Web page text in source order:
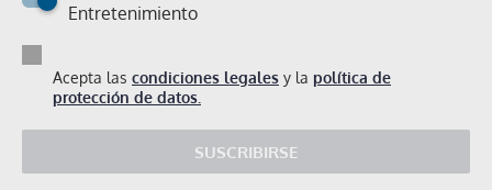
Entretenimiento
Acepta las condiciones legales y la política de
protección de datos.
SUSCRIBIRSE